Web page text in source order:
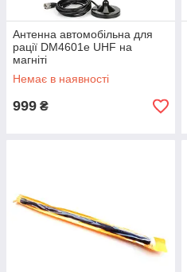
Антенна автомобільна для
рації DM4601e UHF на
магніті
Немає в наявності
999 ₴